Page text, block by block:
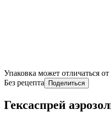
Упаковка может отличаться
Без рецепта
Поделиться
Гексаспрей